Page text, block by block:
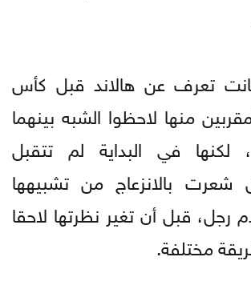
تعرف عن هالاند قبل كأس
منها لاحظوا الشبه بينهما
في البداية لم تتقبل
شعرت بالانزعاج من تشبيهها
رجل، قبل أن تغير نظرتها لاحقا
مختلفة.